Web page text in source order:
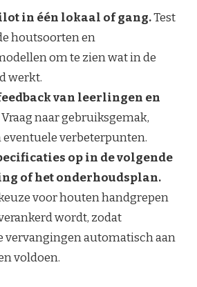
in één lokaal of gang.Test
houtsoorten en
om te zien wat in de
werkt.
van leerlingen en
Vraag naar gebruiksgemak,
eventuele verbeterpunten.
op in de volgende
of het onderhoudsplan.
voor houten handgrepen
wordt, zodat
vervangingen automatisch aan
voldoen.